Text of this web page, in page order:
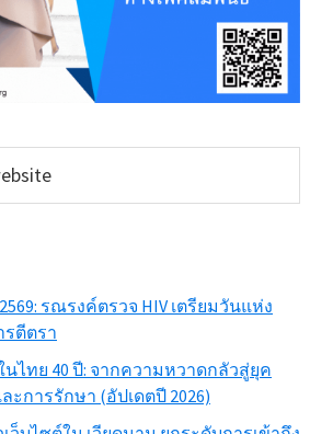
รณรงค์ตรวจ HIV เตรียมวันแห่ง
ตีตรา
นไทย 40 ปี: จากความหวาดกลัวสู่ยุค
ะการรักษา (อัปเดตปี 2026)